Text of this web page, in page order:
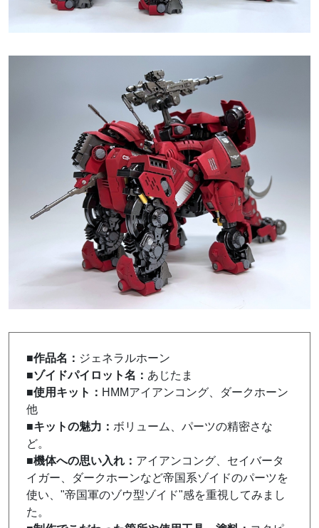
■作品名： ジェネラルホーン
■ゾイドパイロット名： あじたま
■使用キット： HMMアイアンコング、ダークホーン
他
■キットの魅力： ボリューム、パーツの精密さな
ど。
■機体への思い入れ： アイアンコング、セイバータ
イガー、ダークホーンなど帝国系ゾイドのパーツを
使い、"帝国軍のゾウ型ゾイド"感を重視してみまし
た。